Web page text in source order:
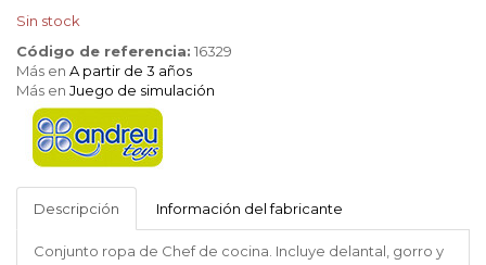
Sin stock
Código de referencia: 16329
Más en A partir de 3 años
Más en Juego de simulación
Andreu
ToysDescripción Información del fabricante
Conjunto ropa de Chef de cocina. Incluye delantal, gorro y